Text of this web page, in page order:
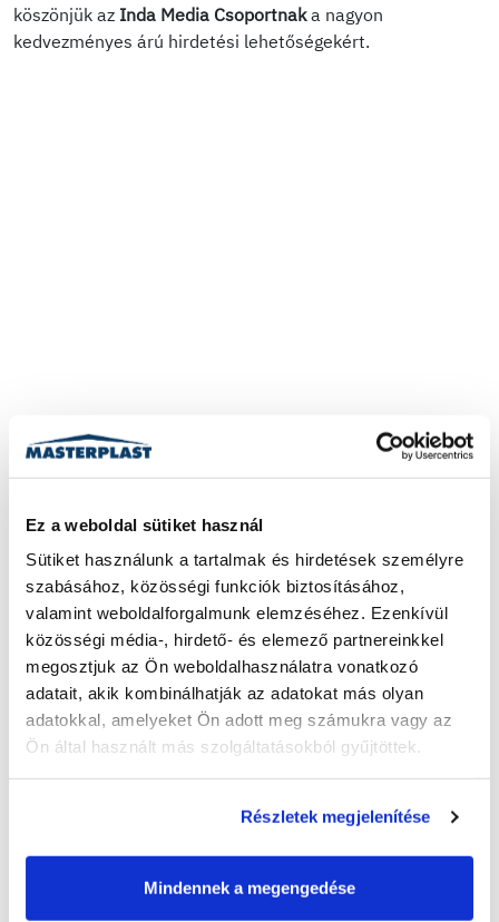
Ez a weboldal sütiket használ
Sütiket használunk a tartalmak és hirdetések személyre
szabásához, közösségi funkciók biztosításához,
valamint weboldalforgalmunk elemzéséhez. Ezenkívül
közösségi média-, hirdető- és elemező partnereinkkel
megosztjuk az Ön weboldalhasználatra vonatkozó
adatait, akik kombinálhatják az adatokat más olyan
adatokkal, amelyeket Ön adott meg számukra vagy az
Ön által használt más szolgáltatásokból gyűjtöttek.
Részletek megjelenítése
Mindennek a megengedése
köszönjük az Inda Media Csoportnaka nagyon
kedvezményes árú hirdetési lehetőségekért.